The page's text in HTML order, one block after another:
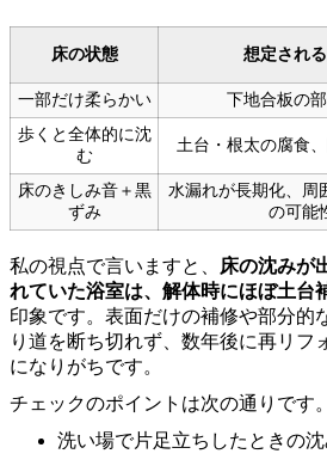
床の状態 想定され
一部だけ柔らかい
下地合板の
歩くと全体的に沈
む
土台・根太の腐食
床のきしみ音＋黒
ずみ
水漏れが長期化、周
の可能
私の視点で言いますと、
床の沈みが
れていた浴室は、解体時にほぼ土台
印象です。表面だけの補修や部分的
り道を断ち切れず、数年後に再リフ
になりがちです。
チェックのポイントは次の通りです。
洗い場で片足立ちしたときの